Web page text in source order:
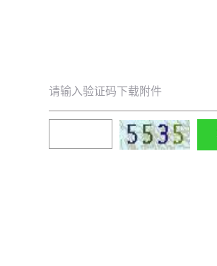
请输入验证码下载附件